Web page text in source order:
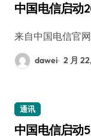
中国电信启动
来自中国电信
dawei 2 月
通讯
中国电信启动